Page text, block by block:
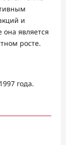
и
является
росте.
года.